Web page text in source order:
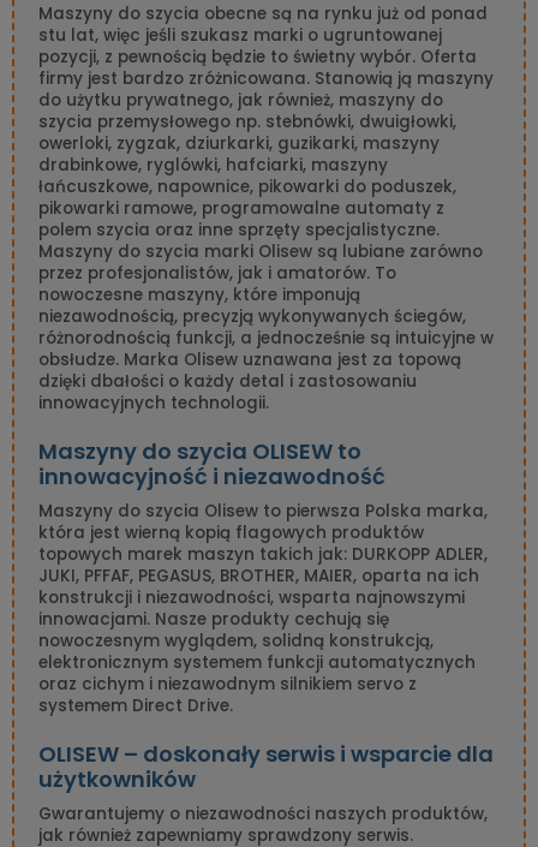
Maszyny do szycia obecne są na rynku już od ponad
stu lat, więc jeśli szukasz marki o ugruntowanej
pozycji, z pewnością będzie to świetny wybór. Oferta
firmy jest bardzo zróżnicowana. Stanowią ją maszyny
do użytku prywatnego, jak również, maszyny do
szycia przemysłowego np. stebnówki, dwuigłowki,
owerloki, zygzak, dziurkarki, guzikarki, maszyny
drabinkowe, ryglówki, hafciarki, maszyny
łańcuszkowe, napownice, pikowarki do poduszek,
pikowarki ramowe, programowalne automaty z
polem szycia oraz inne sprzęty specjalistyczne.
Maszyny do szycia marki Olisew są lubiane zarówno
przez profesjonalistów, jak i amatorów. To
nowoczesne maszyny, które imponują
niezawodnością, precyzją wykonywanych ściegów,
różnorodnością funkcji, a jednocześnie są intuicyjne w
obsłudze. Marka Olisew uznawana jest za topową
dzięki dbałości o każdy detal i zastosowaniu
innowacyjnych technologii.
Maszyny do szycia OLISEW to
innowacyjność i niezawodność
Maszyny do szycia Olisew to pierwsza Polska marka,
która jest wierną kopią flagowych produktów
topowych marek maszyn takich jak: DURKOPP ADLER,
JUKI, PFFAF, PEGASUS, BROTHER, MAIER, oparta na ich
konstrukcji i niezawodności, wsparta najnowszymi
innowacjami. Nasze produkty cechują się
nowoczesnym wyglądem, solidną konstrukcją,
elektronicznym systemem funkcji automatycznych
oraz cichym i niezawodnym silnikiem servo z
systemem Direct Drive.
OLISEW – doskonały serwis i wsparcie dla
użytkowników
Gwarantujemy o niezawodności naszych produktów,
jak również zapewniamy sprawdzony serwis.